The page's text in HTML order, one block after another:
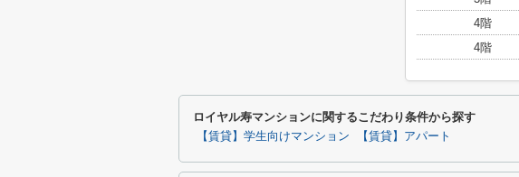
4階
4階
ロイヤル寿マンションに関するこだわり条件から探す
【賃貸】学生向けマンション 【賃貸】アパート